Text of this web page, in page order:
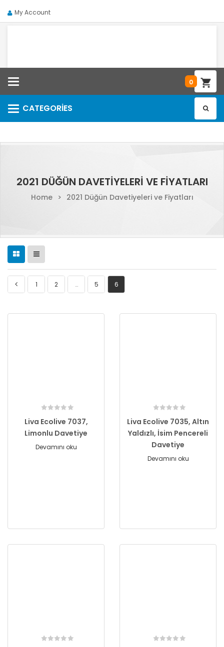
My Account
0
CATEGORIES
Categories
2021 DÜĞÜN DAVETIYELERI VE FIYATLARI
Home > 2021 Düğün Davetiyeleri ve Fiyatları
1 2 … 5 6
Liva Ecolive 7037,
Limonlu Davetiye
Devamını oku
Liva Ecolive 7035, Altın
Yaldızlı, İsim Pencereli
Davetiye
Devamını oku